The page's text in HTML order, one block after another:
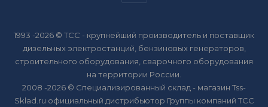
1993 -2026 © ТСС - крупнейший производитель и поставщик
дизельных электростанций, бензиновых генераторов,
строительного оборудования, сварочного оборудования
на территории России.
2008 -2026 © Специализированный склад - магазин Tss-
Sklad.ru официальный дистрибьютор Группы компаний ТСС